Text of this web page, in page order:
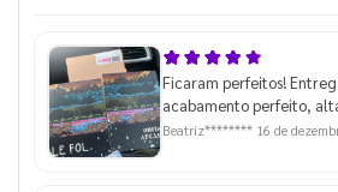
Ficaram perfeitos!
acabamento perfeito,
Beatriz******** 16 de